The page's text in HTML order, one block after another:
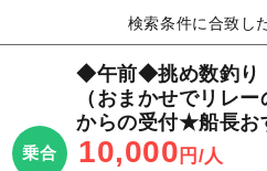
検索条件に合致し
乗合
◆午前◆挑め数釣り
（おまかせでリレ
からの受付★船長
10,000 円/人